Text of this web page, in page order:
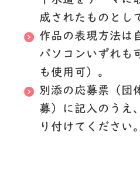
成されたものとし
作品の表現方法は
パソコンいずれも
も使用可）。
別添の応募票（団
募）に記入のうえ
り付けてください。